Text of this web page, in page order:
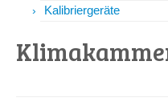
Kalibriergeräte